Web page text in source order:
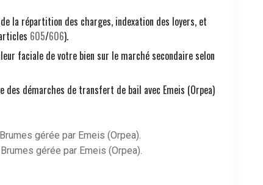
la répartition des charges, indexation des loyers, et
605/606).
faciale de votre bien sur le marché secondaire selon
des démarches de transfert de bail avec Emeis (Orpea)
gérée par Emeis (Orpea).
gérée par Emeis (Orpea).